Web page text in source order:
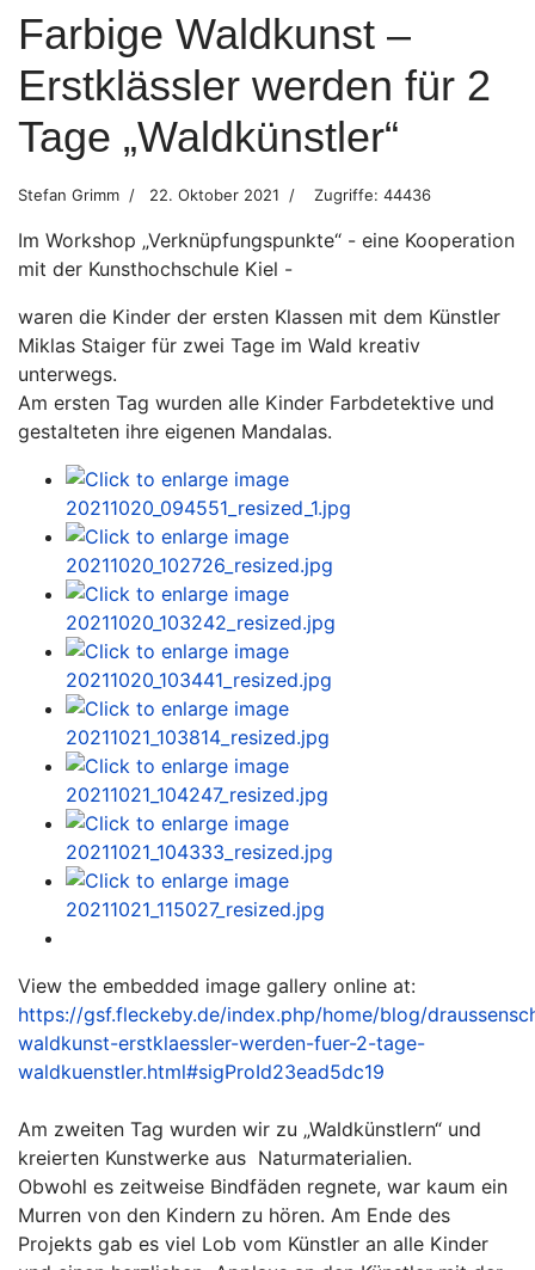
Farbige Waldkunst –
Erstklässler werden für 2
Tage „Waldkünstler“
Stefan Grimm 22. Oktober 2021 Zugriffe: 44436
Im Workshop „Verknüpfungspunkte“ - eine Kooperation
mit der Kunsthochschule Kiel -
waren die Kinder der ersten Klassen mit dem Künstler
Miklas Staiger für zwei Tage im Wald kreativ
unterwegs.
Am ersten Tag wurden alle Kinder Farbdetektive und
gestalteten ihre eigenen Mandalas.
View the embedded image gallery online at:
https://gsf.fleckeby.de/index.php/home/blog/
waldkunst-erstklaessler-werden-fuer-2-tage-
waldkuenstler.html#sigProId23ead5dc19
Am zweiten Tag wurden wir zu „Waldkünstlern“ und
kreierten Kunstwerke aus Naturmaterialien.
Obwohl es zeitweise Bindfäden regnete, war kaum ein
Murren von den Kindern zu hören. Am Ende des
Projekts gab es viel Lob vom Künstler an alle Kinder